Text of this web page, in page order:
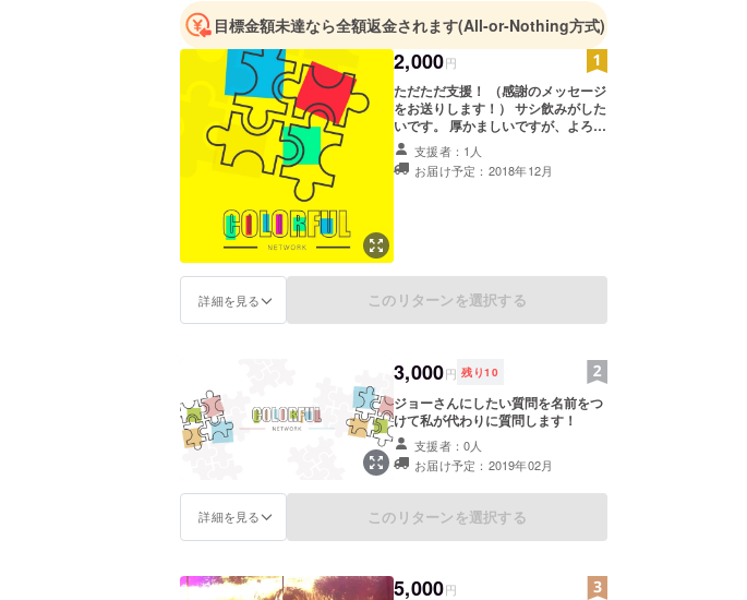
満たないですが、これから新しいライフスタイルを提供でき
るように、
必ず皆さんに楽しんで貰えるような
動画やアクションを起こして行きます！
よろしくお願いします！
目標金額未達なら全額返金されます(All-or-Nothing方式)
2,000円
ただただ支援！ （感謝のメッセージ
をお送りします！） サシ飲みがした
いです。 厚かましいですが、よろし
くお願い申し上げます。
支援者：1人
お届け予定：2018年12月
詳細を見る このリターンを選択する
3,000円 残り10
ジョーさんにしたい質問を名前をつ
けて私が代わりに質問します！
支援者：0人
お届け予定：2019年02月
詳細を見る このリターンを選択する
5,000円